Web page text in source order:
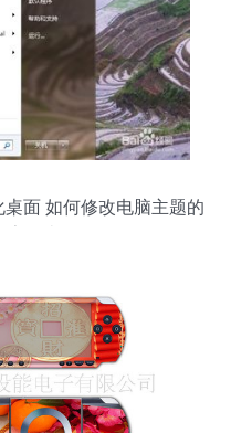
面 如何修改电脑主题的